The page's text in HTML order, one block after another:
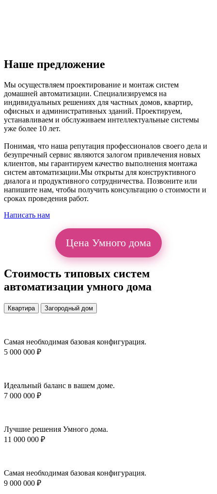
Наше предложение
Мы осуществляем проектирование и монтаж систем
домашней автоматизации. Специализируемся на
индивидуальных решениях для частных домов, квартир,
офисных и административных зданий. Проектируем,
устанавливаем и обслуживаем интеллектуальные системы
уже более 10 лет.
Понимая, что наша репутация профессионалов своего дела и
безупречный сервис являются залогом привлечения новых
клиентов, мы гарантируем качество выполнения монтажа
систем автоматизации.Мы открыты для конструктивного
диалога и продуктивного сотрудничества. Позвоните или
напишите нам, чтобы получить консультацию о стоимости и
сроках проведения работ.
Написать нам
Цена Умного дома
Стоимость типовых систем
автоматизации умного дома
Квартира Загородный дом
Самая необходимая базовая конфигурация.
5 000 000 ₽
Идеальный баланс в вашем доме.
7 000 000 ₽
Лучшие решения Умного дома.
11 000 000 ₽
Самая необходимая базовая конфигурация.
9 000 000 ₽